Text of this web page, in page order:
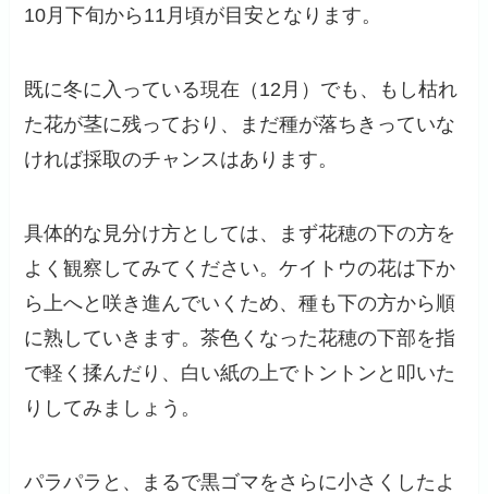
10月下旬から11月頃が目安となります。
既に冬に入っている現在（12月）でも、もし枯れ
た花が茎に残っており、まだ種が落ちきっていな
ければ採取のチャンスはあります。
具体的な見分け方としては、まず花穂の下の方を
よく観察してみてください。ケイトウの花は下か
ら上へと咲き進んでいくため、種も下の方から順
に熟していきます。茶色くなった花穂の下部を指
で軽く揉んだり、白い紙の上でトントンと叩いた
りしてみましょう。
パラパラと、まるで黒ゴマをさらに小さくしたよ